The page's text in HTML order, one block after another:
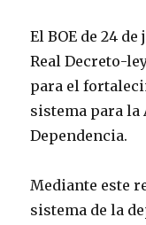
El BOE de 24
Real Decreto-
para el
sistema para la
Dependencia.
Mediante este
sistema de la